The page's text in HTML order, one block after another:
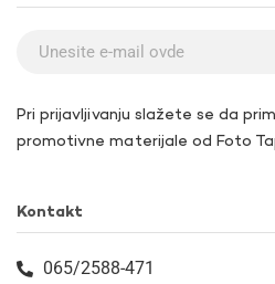
Pri prijavljivanju slažete se da
promotivne materijale od Foto
Kontakt
065/2588-471